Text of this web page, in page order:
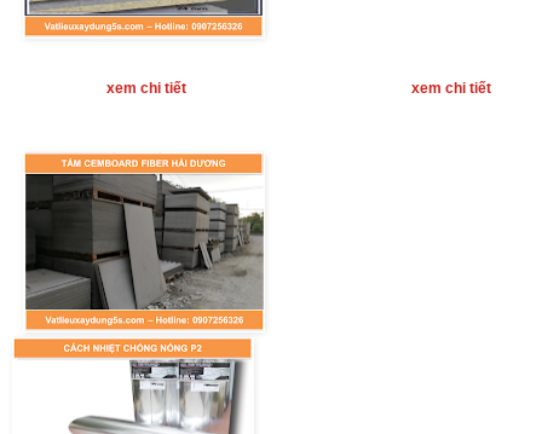
xem chi tiết xem chi tiết